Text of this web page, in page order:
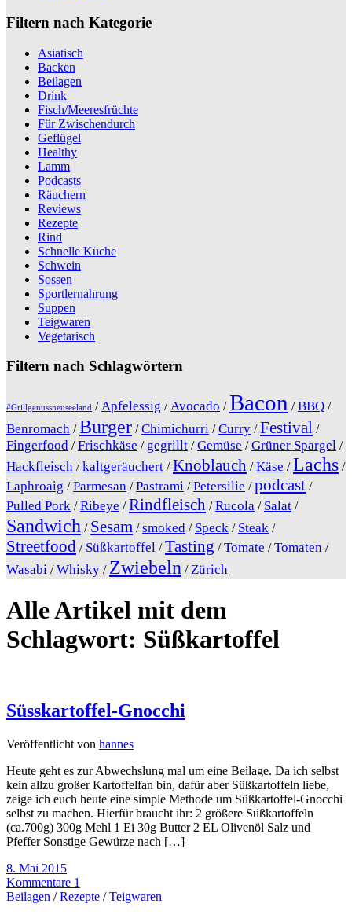
Filtern nach Kategorie
Asiatisch
Backen
Beilagen
Drink
Fisch/Meeresfrüchte
Für Zwischendurch
Geflügel
Healthy
Lamm
Podcasts
Räuchern
Reviews
Rezepte
Rind
Schnelle Küche
Schwein
Sossen
Sportlernahrung
Suppen
Teigwaren
Vegetarisch
Filtern nach Schlagwörtern
#Grillgenussneuseeland /Apfelessig /Avocado /Bacon /BBQ /
Benromach /Burger /Chimichurri /Curry /Festival /
Fingerfood /Frischkäse / gegrillt /Gemüse /Grüner Spargel /
Hackfleisch /kaltgeräuchert /Knoblauch /Käse /Lachs /
Laphroaig /Parmesan /Pastrami /Petersilie /podcast /
Pulled Pork /Ribeye /Rindfleisch /Rucola / Salat /
Sandwich / Sesam /smoked / Speck / Steak /
Streetfood / Süßkartoffel /Tasting /Tomate /Tomaten /
Wasabi /Whisky / Zwiebeln /Zürich
Alle Artikel mit dem
Schlagwort: Süßkartoffel
Süsskartoffel-Gnocchi
Veröffentlicht von hannes
Heute geht es zur Abwechslung mal um eine Beilage. Da ich selbst
kein allzu großer Kartoffelfan bin, dafür aber Süßkartoffeln liebe,
zeige ich euch heute eine simple Methode um Süßkartoffel-Gnocchi
selbst zu machen. Hierfür braucht ihr: 2 größere Süßkartoffeln
(ca.700g) 300g Mehl 1 Ei 30g Butter 2 EL Olivenöl Salz und
Pfeffer Sonstige Gewürze nach […]
8. Mai 2015
Kommentare 1
Beilagen /Rezepte /Teigwaren